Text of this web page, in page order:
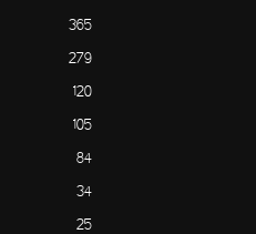
365
279
120
105
84
34
25